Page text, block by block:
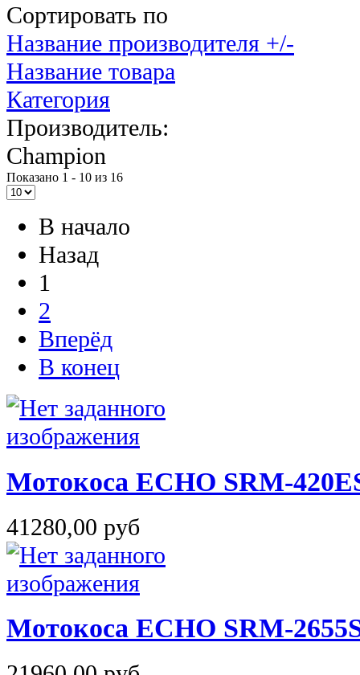
Сортировать по
Название производителя +/-
Название товара
Категория
Производитель:
Champion
Показано 1 - 10 из 16
В начало
Назад
1
2
Вперёд
В конец
Мотокоса ECHO SRM-
41280,00 руб
Мотокоса ECHO SRM-